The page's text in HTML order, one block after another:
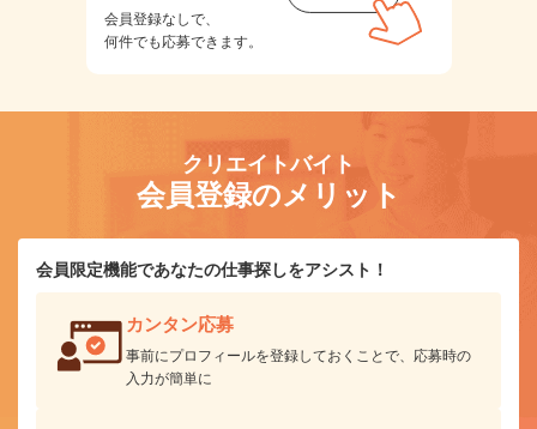
会員登録なしで、
何件でも応募できます。
クリエイトバイト
会員登録のメリット
会員限定機能であなたの仕事探しをアシスト！
カンタン応募
事前にプロフィールを登録しておくことで、応募時の
入力が簡単に